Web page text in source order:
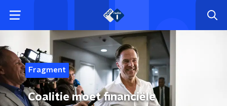
Fragment
Coalitie moet financiële